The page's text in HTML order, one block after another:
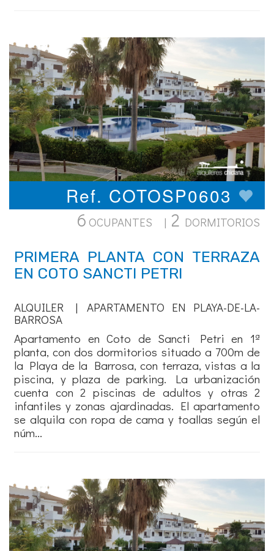
Ref. COTOSP0603
6 OCUPANTES | 2 DORMITORIOS
PRIMERA PLANTA CON TERRAZA
EN COTO SANCTI PETRI
ALQUILER | APARTAMENTO EN PLAYA-DE-LA-
BARROSA
Apartamento en Coto de Sancti Petri en 1ª
planta, con dos dormitorios situado a 700m de
la Playa de la Barrosa, con terraza, vistas a la
piscina, y plaza de parking. La urbanización
cuenta con 2 piscinas de adultos y otras 2
infantiles y zonas ajardinadas. El apartamento
se alquila con ropa de cama y toallas según el
núm...